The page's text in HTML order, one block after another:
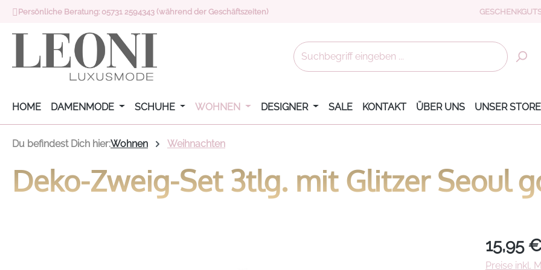
Hauptinhalt springen
Zur Suche springen
Zur Hauptnavigation springen
Persönliche Beratung: 05731 2594343 (während der Geschäftszeiten)
HOME DAMENMODE SCHUHE WOHNEN DESIGNER SALE KONTAKT ÜBER UNS UNSER STORE
Du befindest Dich hier:Wohnen Weihnachten
Deko-Zweig-Set 3tlg. mit Glitzer Seoul
Regulärer
15,95 €
Preise inkl.